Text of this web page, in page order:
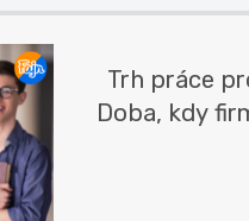
Trh práce
Doba, kdy